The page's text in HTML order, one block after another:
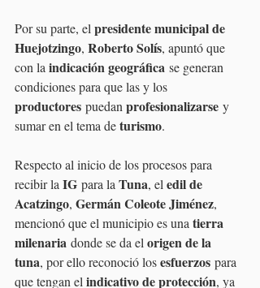
Por su parte, el presidente municipal de
Huejotzingo, Roberto Solís, apuntó que
con la indicación geográfica se generan
condiciones para que las y los
productores puedan profesionalizarse y
sumar en el tema de turismo.
Respecto al inicio de los procesos para
recibir la IG para la Tuna, el edil de
Acatzingo, Germán Coleote Jiménez,
mencionó que el municipio es una tierra
milenaria donde se da el origen de la
tuna, por ello reconoció los esfuerzos para
que tengan el indicativo de protección, ya